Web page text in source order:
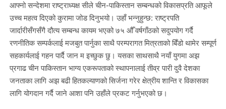
आफ्नो सन्देशमा राष्ट्राध्यक्ष सीले चीन-पाकिस्तान सम्बन्धको विकासप्रति आफूले
उच्च महत्व दिएको कुरामा जोड दिनुभयो। उहाँ भन्नुहुन्छ: राष्ट्रपति
जार्दारीसँगसँगै दौत्य सम्बन्ध कायम भएको ७५ औँ वर्षगाँठको सदुपयोग गर्दै
रणनीतिक सम्पर्कलाई मजबुत पार्नुका साथै परम्परागत मित्रताको बिँडो थामेर सम्पूर्ण
सहकार्यलाई गहन पार्दै जान म इच्छुक छु। यसका साथसाथै नयाँ युगमा अझ
प्रगाढ चीन पाकिस्तान भाग्य एकरूपताको स्थापनालाई तीव्र पारी दुवै देशका
जनताका लागि अझ बढी हितकल्याणको सिर्जना गरेर क्षेत्रीय शान्ति र विकासका
लागि योगदान गर्दै जाने आशा पनि उहाँले प्रकट गर्नुभएको छ।